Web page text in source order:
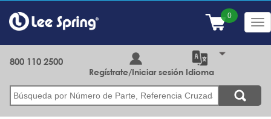
contenido
principal
Buscar
800 110 2500
Regístrate/Iniciar sesiónIdioma